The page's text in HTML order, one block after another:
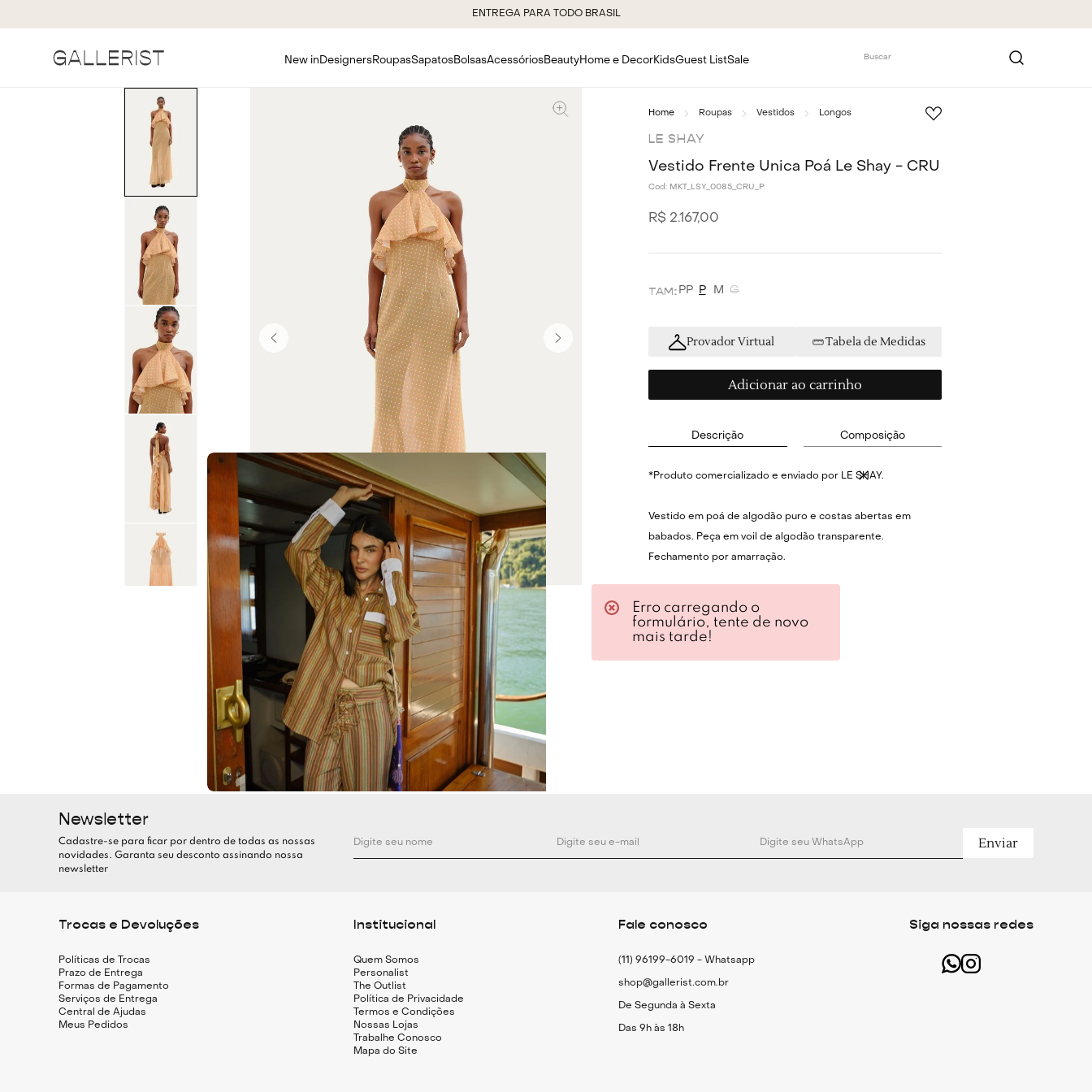
ENTREGA PARA TODO BRASIL
New in DesignersRoupasSapatosBolsasAcessóriosBeautyHome e DecorKidsGuest ListSale
Buscar
Roupas Vestidos Longos
LE SHAY
Vestido Frente Única Poá Le Shay - CRU
Cod: MKT_LSY_0085_CRU_P
R$ 2.167,00
PP P M G
Provador Virtual Tabela de Medidas
Adicionar ao carrinho
Descrição Composição
*Produto comercializado e enviado por LE SHAY.
Vestido em poá de algodão puro e costas abertas em
babados. Peça em voil de algodão transparente.
Fechamento por amarração.
Newsletter
Cadastre-se para ficar por dentro de todas as nossas
novidades. Garanta seu desconto assinando nossa
newsletter
Enviar
Trocas e Devoluções
Políticas de Trocas
Prazo de Entrega
Formas de Pagamento
Serviços de Entrega
Central de Ajudas
Meus Pedidos
Institucional
Quem Somos
Personalist
The Outlist
Política de Privacidade
Termos e Condições
Nossas Lojas
Trabalhe Conosco
Mapa do Site
Fale conosco
(11) 96199-6019 - Whatsapp
shop@gallerist.com.br
De Segunda à Sexta
Das 9h às 18h
Siga nossas redes
Erro carregando o
formulário, tente de novo
mais tarde!